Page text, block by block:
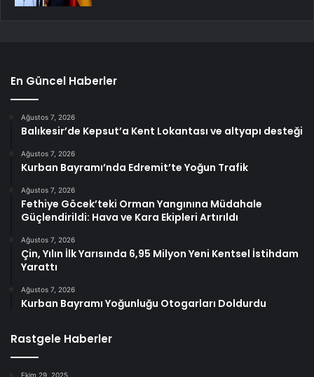
En Güncel Haberler
Ağustos 7, 2026
Balıkesir’de Kepsut’a Kent Lokantası ve altyapı desteği
Ağustos 7, 2026
Kurban Bayramı’nda Edremit’te Yoğun Trafik
Ağustos 7, 2026
Fethiye Göcek’teki Orman Yangınına Müdahale
Güçlendirildi: Hava ve Kara Ekipleri Artırıldı
Ağustos 7, 2026
Çin, Yılın İlk Yarısında 6,95 Milyon Yeni Kentsel İstihdam
Yarattı
Ağustos 7, 2026
Kurban Bayramı Yoğunluğu Otogarları Doldurdu
Rastgele Haberler
Ekim 29, 2025